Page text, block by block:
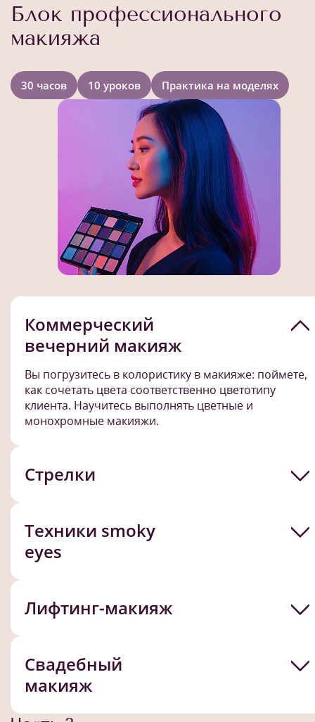
Блок профессионального
макияжа
30 часов 10 уроков Практика на моделях
Коммерческий
вечерний макияж
Вы погрузитесь в колористику в макияже: поймете,
как сочетать цвета соответственно цветотипу
клиента. Научитесь выполнять цветные и
монохромные макияжи.
Стрелки
Техники smoky
eyes
Лифтинг-макияж
Свадебный
макияж